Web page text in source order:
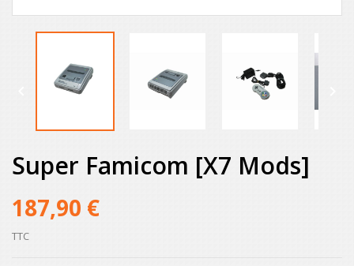
Super Famicom [x7 Mods]
187,90 €
TTC